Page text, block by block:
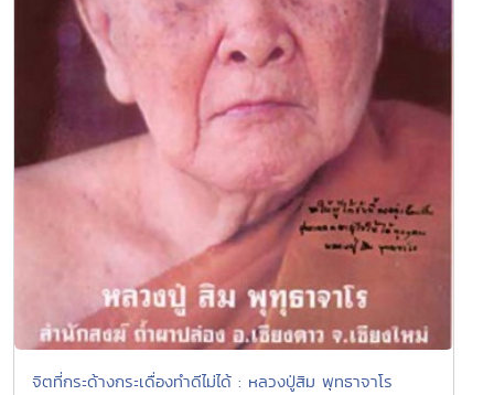
จิตที่กระด้างกระเดื่องทำดีไม่ได้ : หลวงปู่สิม พุทธาจาโร